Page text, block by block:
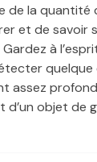
de la quantité
et de savoir
à
quelque
assez
d’un objet de